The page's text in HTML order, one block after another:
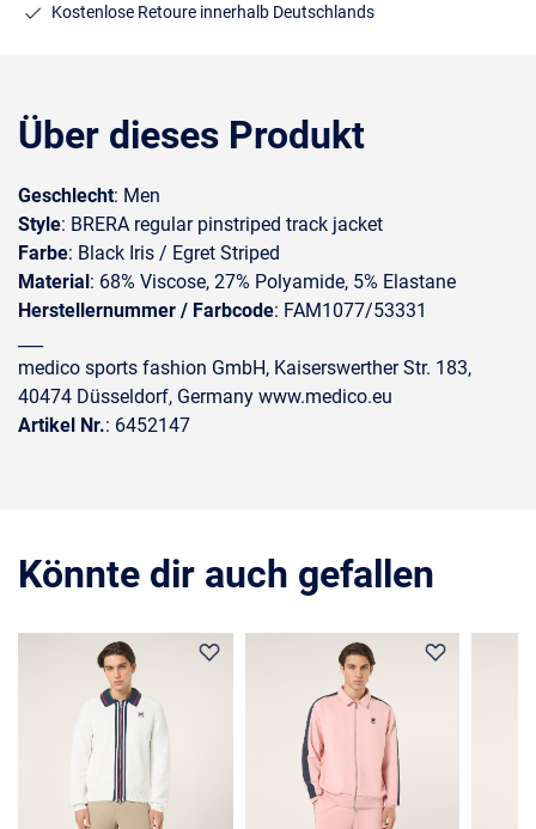
Kostenlose Retoure innerhalb Deutschlands
Über dieses Produkt
Geschlecht: Men
Style: BRERA regular pinstriped track jacket
Farbe: Black Iris / Egret Striped
Material: 68% Viscose, 27% Polyamide, 5% Elastane
Herstellernummer / Farbcode: FAM1077/53331
medico sports fashion GmbH, Kaiserswerther Str. 183,
40474 Düsseldorf, Germany www.medico.eu
Artikel Nr.: 6452147
Könnte dir auch gefallen